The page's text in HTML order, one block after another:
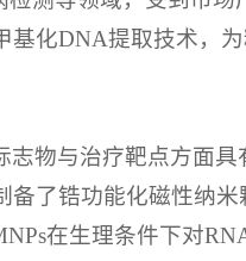
化DNA提取技术，
物与治疗靶点方面
了锆功能化磁性纳米
在生理条件下对